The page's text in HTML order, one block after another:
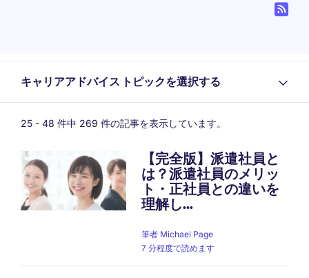
キャリアアドバイス トピックを選択する
25 - 48 件中 269 件の記事を表示しています。
【完全版】派遣社員と
は？派遣社員のメリッ
ト・正社員との違いを
理解し...
筆者 Michael Page
7 分程度で読めます
Pagination